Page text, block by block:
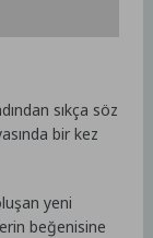
sıkça söz
bir kez
yeni
beğenisine